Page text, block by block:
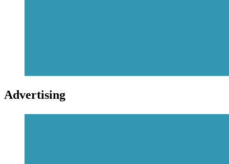
Advertising